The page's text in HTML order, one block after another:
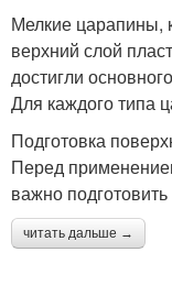
Мелкие царапины,
верхний слой
достигли
Для каждого типа
Подготовка
Перед
важно
читать дальше →